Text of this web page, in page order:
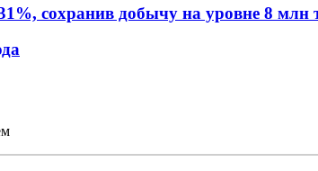
сохранив добычу на уровне 8 млн